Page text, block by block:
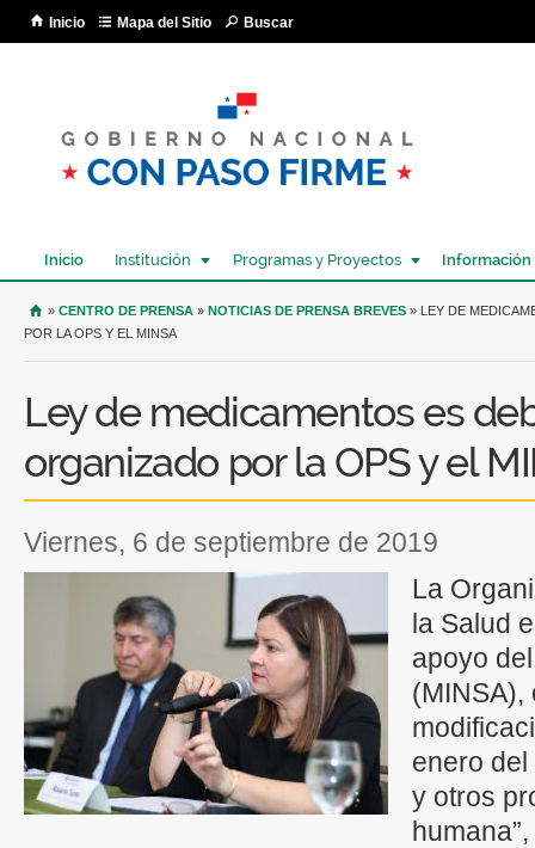
Inicio Mapa del Sitio Buscar
Inicio Institución Programas y Proyectos Información
USTED SE ENCUENTRA AQUÍ
» CENTRO DE PRENSA » NOTICIAS DE PRENSA BREVES » LEY DE
POR LA OPS Y EL MINSA
Ley de medicamentos es
organizado por la OPS y el
viernes, 6 de septiembre de 2019
La
la Salud
apoyo
(MINSA),
enero del
y otros